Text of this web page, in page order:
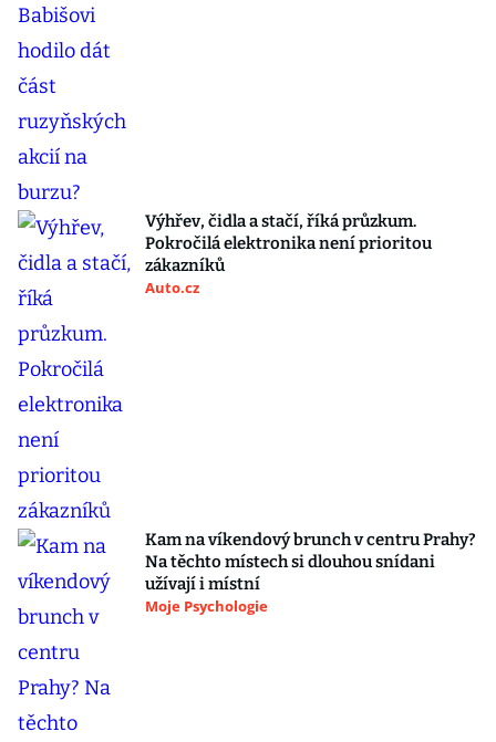
Výhřev, čidla a stačí, říká průzkum.
Pokročilá elektronika není prioritou
zákazníků
Auto.cz
Kam na víkendový brunch v centru Prahy?
Na těchto místech si dlouhou snídani
užívají i místní
Moje Psychologie